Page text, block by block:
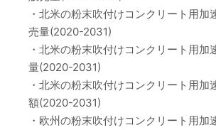
・北米の粉末吹付けコンクリート用加
売量(2020-2031)
・北米の粉末吹付けコンクリート用加
量(2020-2031)
・北米の粉末吹付けコンクリート用加
額(2020-2031)
・欧州の粉末吹付けコンクリート用加